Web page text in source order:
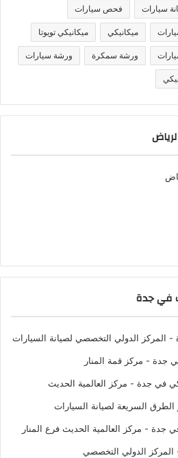
سيارات فحص سيارات
ميكانيكي ميكانيكي تويوتا
ورشة سمكرة ورشة سيارات
في جدة
- المركز الدولي التخصصي لصيانة السيارات
جدة - مركز قمة المنار
في جدة - مركز العالمية الحديث
الطرق السريعة لصيانة السيارات
جدة - مركز العالمية الحديث فرع المنار
المركز الدولي التخصصي